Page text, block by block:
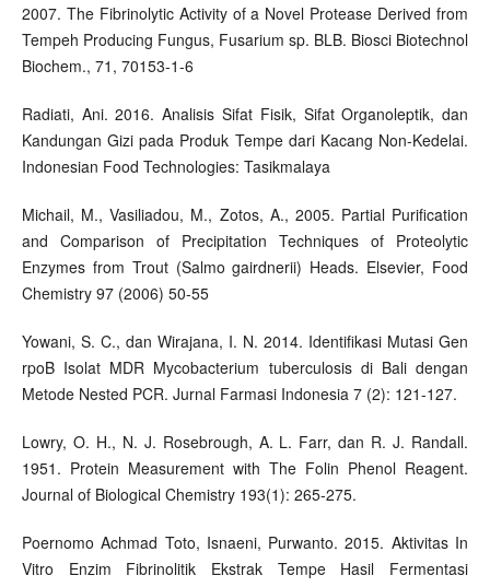
2007. The Fibrinolytic Activity of a Novel Protease Derived from
Tempeh Producing Fungus, Fusarium sp. BLB. Biosci Biotechnol
Biochem., 71, 70153-1-6
Radiati, Ani. 2016. Analisis Sifat Fisik, Sifat Organoleptik, dan
Kandungan Gizi pada Produk Tempe dari Kacang Non-Kedelai.
Indonesian Food Technologies: Tasikmalaya
Michail, M., Vasiliadou, M., Zotos, A., 2005. Partial Purification
and Comparison of Precipitation Techniques of Proteolytic
Enzymes from Trout (Salmo gairdnerii) Heads. Elsevier, Food
Chemistry 97 (2006) 50-55
Yowani, S. C., dan Wirajana, I. N. 2014. Identifikasi Mutasi Gen
rpoB Isolat MDR Mycobacterium tuberculosis di Bali dengan
Metode Nested PCR. Jurnal Farmasi Indonesia 7 (2): 121-127.
Lowry, O. H., N. J. Rosebrough, A. L. Farr, dan R. J. Randall.
1951. Protein Measurement with The Folin Phenol Reagent.
Journal of Biological Chemistry 193(1): 265-275.
Poernomo Achmad Toto, Isnaeni, Purwanto. 2015. Aktivitas In
Vitro Enzim Fibrinolitik Ekstrak Tempe Hasil Fermentasi